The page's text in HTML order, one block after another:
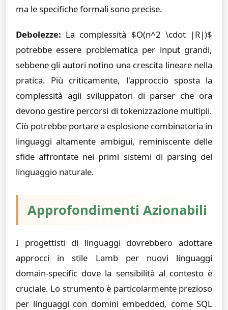
ma le specifiche formali sono precise.
Debolezze: La complessità $O(n^2 \cdot |R|)$
potrebbe essere problematica per input grandi,
sebbene gli autori notino una crescita lineare nella
pratica. Più criticamente, l'approccio sposta la
complessità agli sviluppatori di parser che ora
devono gestire percorsi di tokenizzazione multipli.
Ciò potrebbe portare a esplosione combinatoria in
linguaggi altamente ambigui, reminiscente delle
sfide affrontate nei primi sistemi di parsing del
linguaggio naturale.
Approfondimenti Azionabili
I progettisti di linguaggi dovrebbero adottare
approcci in stile Lamb per nuovi linguaggi
domain-specific dove la sensibilità al contesto è
cruciale. Lo strumento è particolarmente prezioso
per linguaggi con domini embedded, come SQL